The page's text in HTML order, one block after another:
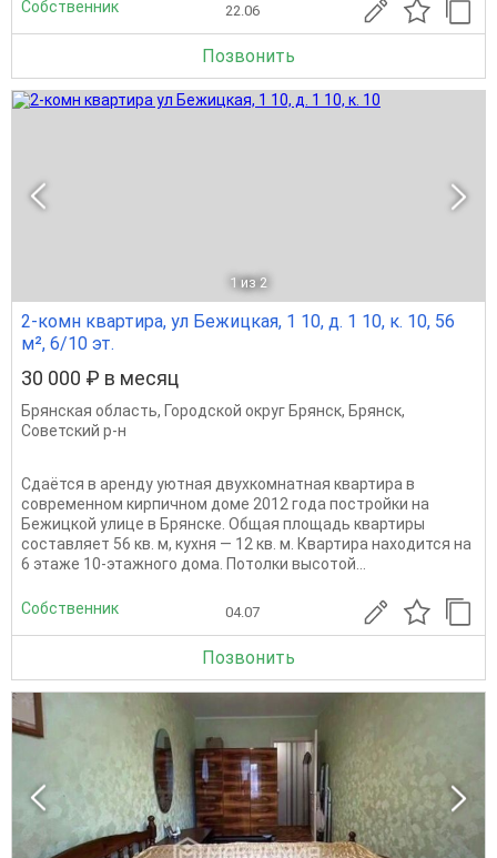
Собственник 22.06
Позвонить
1 из 2
2-комн квартира, ул Бежицкая, 1 10, д. 1 10, к. 10, 56
м², 6/10 эт.
30 000 ₽ в месяц
Брянская область, Городской округ Брянск, Брянск,
Советский р-н
Сдаётся в аренду уютная двухкомнатная квартира в
современном кирпичном доме 2012 года постройки на
Бежицкой улице в Брянске. Общая площадь квартиры
составляет 56 кв. м, кухня — 12 кв. м. Квартира находится на
6 этаже 10-этажного дома. Потолки высотой...
Собственник 04.07
Позвонить